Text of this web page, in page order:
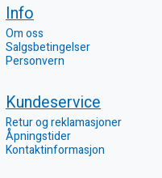
Info
Om oss
Salgsbetingelser
Personvern
Kundeservice
Retur og reklamasjoner
Åpningstider
Kontaktinformasjon